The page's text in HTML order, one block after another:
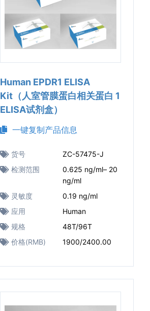
Human EPDR1 ELISA
Kit（人室管膜蛋白相关蛋白 1
ELISA试剂盒）
一键复制产品信息
货号
ZC-57475-J
检测范围
0.625 ng/ml– 20
ng/ml
灵敏度
0.19 ng/ml
应用
Human
规格
48T/96T
价格(RMB)
1900/2400.00